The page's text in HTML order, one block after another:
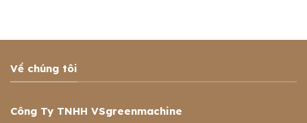
Về chúng tôi
Công Ty TNHH VSgreenmachine